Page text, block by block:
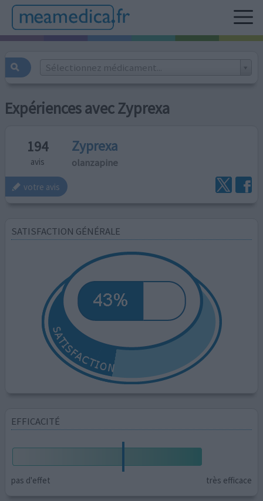
Sélectionnez médicament...
Expériences avec Zyprexa
194
avis
Zyprexa
olanzapine
votre avis
SATISFACTION GÉNÉRALE
EFFICACITÉ
pas d'effet très efficace